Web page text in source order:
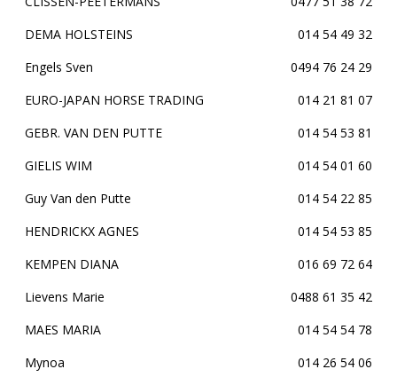
DEMA HOLSTEINS
014 54 49 32
Engels Sven
0494 76 24 29
EURO-JAPAN HORSE TRADING
014 21 81 07
GEBR. VAN DEN PUTTE
014 54 53 81
GIELIS WIM
014 54 01 60
Guy Van den Putte
014 54 22 85
HENDRICKX AGNES
014 54 53 85
KEMPEN DIANA
016 69 72 64
Lievens Marie
0488 61 35 42
MAES MARIA
014 54 54 78
Mynoa
014 26 54 06